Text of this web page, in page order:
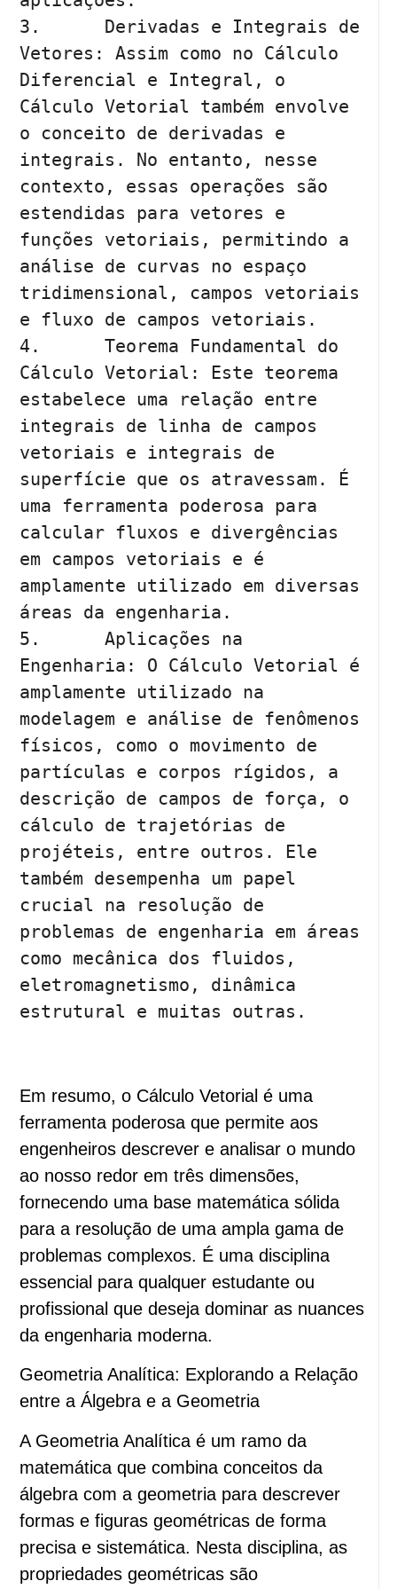
3.	Derivadas e Integrais de
Vetores: Assim como no Cálculo
Diferencial e Integral, o
Cálculo Vetorial também envolve
o conceito de derivadas e
integrais. No entanto, nesse
contexto, essas operações são
estendidas para vetores e
funções vetoriais, permitindo a
análise de curvas no espaço
tridimensional, campos vetoriais
e fluxo de campos vetoriais.
4.	Teorema Fundamental do
Cálculo Vetorial: Este teorema
estabelece uma relação entre
integrais de linha de campos
vetoriais e integrais de
superfície que os atravessam. É
uma ferramenta poderosa para
calcular fluxos e divergências
em campos vetoriais e é
amplamente utilizado em diversas
áreas da engenharia.
5.	Aplicações na
Engenharia: O Cálculo Vetorial é
amplamente utilizado na
modelagem e análise de fenômenos
físicos, como o movimento de
partículas e corpos rígidos, a
descrição de campos de força, o
cálculo de trajetórias de
projéteis, entre outros. Ele
também desempenha um papel
crucial na resolução de
problemas de engenharia em áreas
como mecânica dos fluidos,
eletromagnetismo, dinâmica
Em resumo, o Cálculo Vetorial é uma
ferramenta poderosa que permite aos
engenheiros descrever e analisar o mundo
ao nosso redor em três dimensões,
fornecendo uma base matemática sólida
para a resolução de uma ampla gama de
problemas complexos. É uma disciplina
essencial para qualquer estudante ou
profissional que deseja dominar as nuances
da engenharia moderna.
Geometria Analítica: Explorando a Relação
entre a Álgebra e a Geometria
A Geometria Analítica é um ramo da
matemática que combina conceitos da
álgebra com a geometria para descrever
formas e figuras geométricas de forma
precisa e sistemática. Nesta disciplina, as
propriedades geométricas são